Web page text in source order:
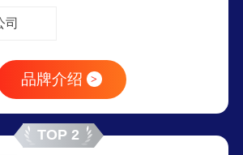
司
品牌介绍 >
TOP 2